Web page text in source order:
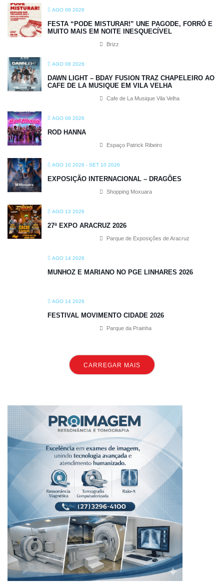
AGO 08 2026
FESTA “PODE MISTURAR!” UNE PAGODE, FORRÓ E
MUITO MAIS EM NOITE INESQUECÍVEL
Brizz
AGO 08 2026
DAWN LIGHT – BDAY FUSION TRAZ CHAPELEIRO AO
CAFE DE LA MUSIQUE EM VILA VELHA
Cafe de La Musique Vila Velha
AGO 08 2026
ROD HANNA
Espaço Patrick Ribeiro
AGO 10 2026 - SET 10 2026
EXPOSIÇÃO INTERNACIONAL – DRAGÕES
Shopping Moxuara
AGO 13 2026
27ª EXPO ARACRUZ 2026
Parque de Exposições de Aracruz
AGO 14 2026
MUNHOZ E MARIANO NO PGE LINHARES 2026
AGO 14 2026
FESTIVAL MOVIMENTO CIDADE 2026
Parque da Prainha
CARREGAR MAIS